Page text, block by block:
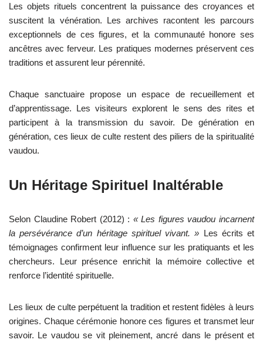
Les objets rituels concentrent la puissance des croyances et
suscitent la vénération. Les archives racontent les parcours
exceptionnels de ces figures, et la communauté honore ses
ancêtres avec ferveur. Les pratiques modernes préservent ces
traditions et assurent leur pérennité.
Chaque sanctuaire propose un espace de recueillement et
d’apprentissage. Les visiteurs explorent le sens des rites et
participent à la transmission du savoir. De génération en
génération, ces lieux de culte restent des piliers de la spiritualité
vaudou.
Un Héritage Spirituel Inaltérable
Selon Claudine Robert (2012) : « Les figures vaudou incarnent
la persévérance d’un héritage spirituel vivant. » Les écrits et
témoignages confirment leur influence sur les pratiquants et les
chercheurs. Leur présence enrichit la mémoire collective et
renforce l’identité spirituelle.
Les lieux de culte perpétuent la tradition et restent fidèles à leurs
origines. Chaque cérémonie honore ces figures et transmet leur
savoir. Le vaudou se vit pleinement, ancré dans le présent et